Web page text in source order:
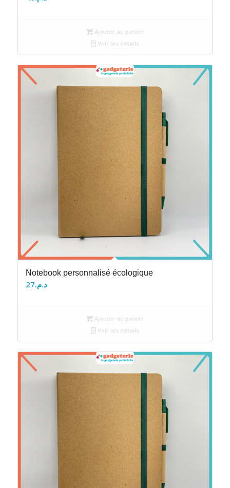
Ajouter au panier
Voir les détails
Notebook personnalisé écologique
د.م.27
Ajouter au panier
Voir les détails